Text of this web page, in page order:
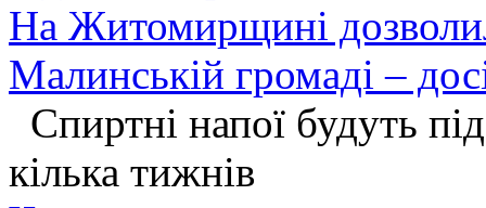
На Житомирщині
Малинській громаді –
Спиртні напої будуть
кілька тижнів